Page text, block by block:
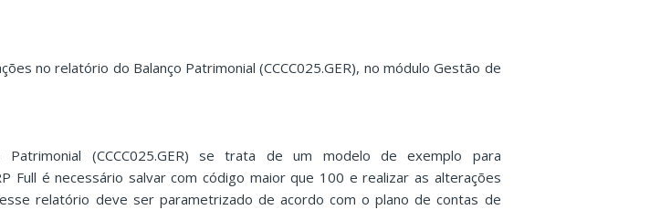
no relatório do Balanço Patrimonial (CCCC025.GER), no módulo Gestão de
(CCCC025.GER) se trata de um modelo de exemplo para
Full é necessário salvar com código maior que 100 e realizar as alterações
relatório deve ser parametrizado de acordo com o plano de contas de